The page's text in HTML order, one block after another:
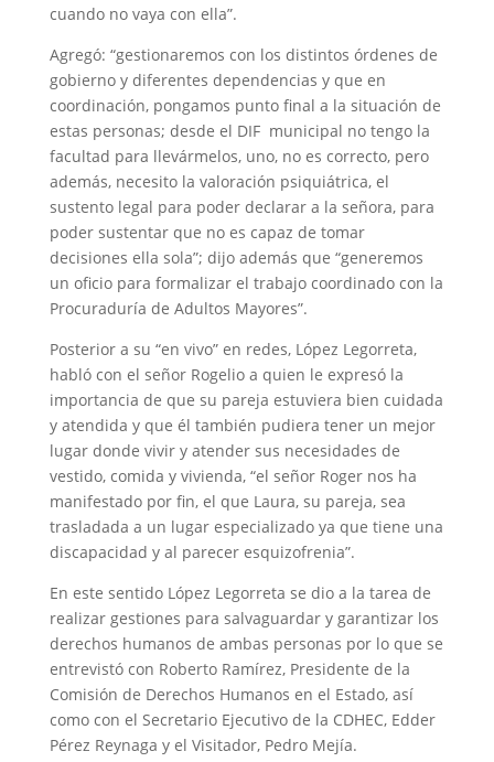
cuando no vaya con ella”.
Agregó: “gestionaremos con los distintos órdenes de
gobierno y diferentes dependencias y que en
coordinación, pongamos punto final a la situación de
estas personas; desde el DIF municipal no tengo la
facultad para llevármelos, uno, no es correcto, pero
además, necesito la valoración psiquiátrica, el
sustento legal para poder declarar a la señora, para
poder sustentar que no es capaz de tomar
decisiones ella sola”; dijo además que “generemos
un oficio para formalizar el trabajo coordinado con la
Procuraduría de Adultos Mayores”.
Posterior a su “en vivo” en redes, López Legorreta,
habló con el señor Rogelio a quien le expresó la
importancia de que su pareja estuviera bien cuidada
y atendida y que él también pudiera tener un mejor
lugar donde vivir y atender sus necesidades de
vestido, comida y vivienda, “el señor Roger nos ha
manifestado por fin, el que Laura, su pareja, sea
trasladada a un lugar especializado ya que tiene una
discapacidad y al parecer esquizofrenia”.
En este sentido López Legorreta se dio a la tarea de
realizar gestiones para salvaguardar y garantizar los
derechos humanos de ambas personas por lo que se
entrevistó con Roberto Ramírez, Presidente de la
Comisión de Derechos Humanos en el Estado, así
como con el Secretario Ejecutivo de la CDHEC, Edder
Pérez Reynaga y el Visitador, Pedro Mejía.